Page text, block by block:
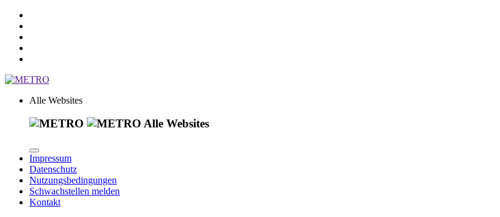
Alle Websites
Alle Websites
Impressum
Datenschutz
Nutzungsbedingungen
Schwachstellen melden
Kontakt